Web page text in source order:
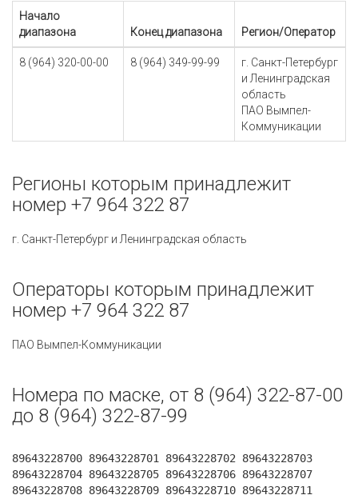
Начало
диапазона
Конец диапазона Регион/Оператор
8 (964) 320-00-00 8 (964) 349-99-99
г. Санкт-Петербург
и Ленинградская
область
ПАО Вымпел-
Коммуникации
Регионы которым принадлежит
номер +7 964 322 87
г. Санкт-Петербург и Ленинградская область
Операторы которым принадлежит
номер +7 964 322 87
ПАО Вымпел-Коммуникации
Номера по маске, от 8 (964) 322-87-00
до 8 (964) 322-87-99
89643228700 89643228701 89643228702 89643228703
89643228704 89643228705 89643228706 89643228707
89643228708 89643228709 89643228710 89643228711